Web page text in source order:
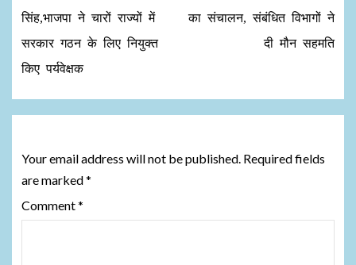
सिंह,भाजपा ने चारों राज्यों में
सरकार गठन के लिए नियुक्त
किए पर्यवेक्षक
का संचालन, संबंधित विभागों ने
दी मौन सहमति
Your email address will not be published. Required fields
are marked*
Comment*